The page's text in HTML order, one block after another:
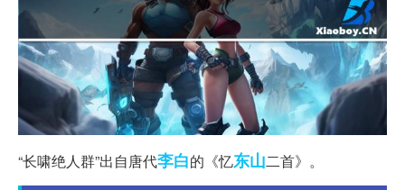
“长啸绝人群”出自唐代李白的《忆东山二首》。